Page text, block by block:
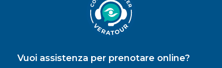
Vuoi assistenza per prenotare online?